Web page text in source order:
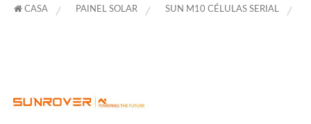
CASA PAINEL SOLAR SUN M10 CÉLULAS SERIAL